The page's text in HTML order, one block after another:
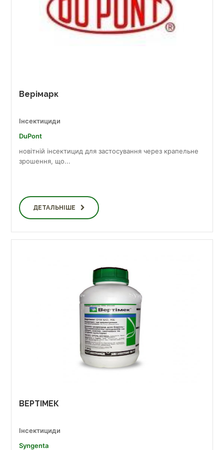
Верімарк
Інсектициди
DuPont
новітній інсектицид для застосування через крапельне
зрошення, що...
ДЕТАЛЬНІШЕ
ВЕРТІМЕК
Інсектициди
Syngenta